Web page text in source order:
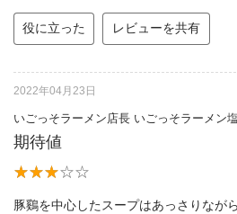
役に立った レビューを共有
2022年04月23日
いごっそラーメン店長 いごっそラーメン
期待値
豚鷄を中心したスープはあっさりなが